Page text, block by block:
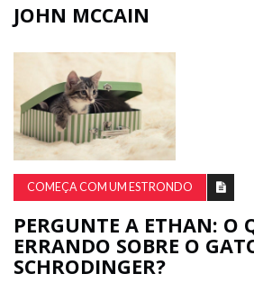
JOHN MCCAIN
COMEÇA COM UM ESTRONDO
PERGUNTE A ETHAN: O
ERRANDO SOBRE O
SCHRODINGER?